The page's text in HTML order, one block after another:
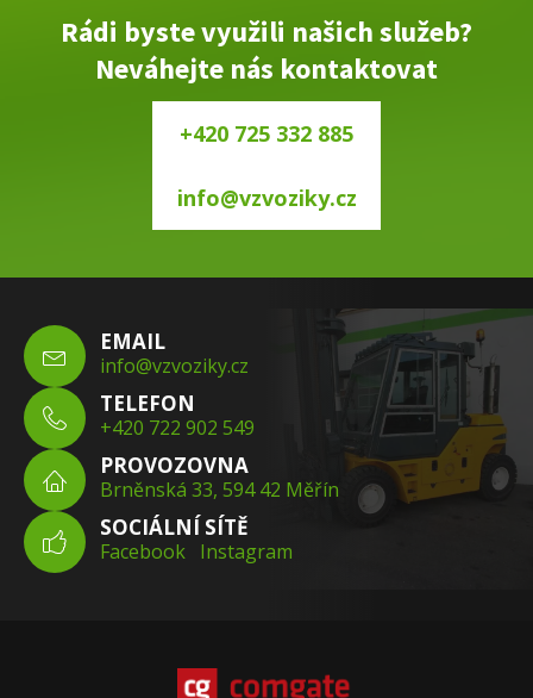
Rádi byste využili našich služeb?
Neváhejte nás kontaktovat
+420 725 332 885
info@vzvoziky.cz
EMAIL
info@vzvoziky.cz
TELEFON
+420 722 902 549
PROVOZOVNA
Brněnská 33, 594 42 Měřín
SOCIÁLNÍ SÍTĚ
Facebook Instagram